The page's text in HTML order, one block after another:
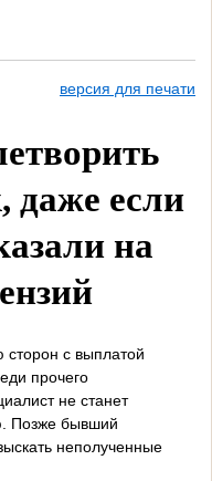
версия для печати
даже если
на
с выплатой
прочего
не станет
Позже бывший
неполученные